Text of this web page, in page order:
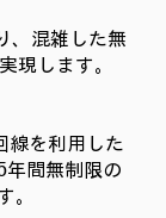
、混雑した無
現します。
線を利用した
年間無制限の
。